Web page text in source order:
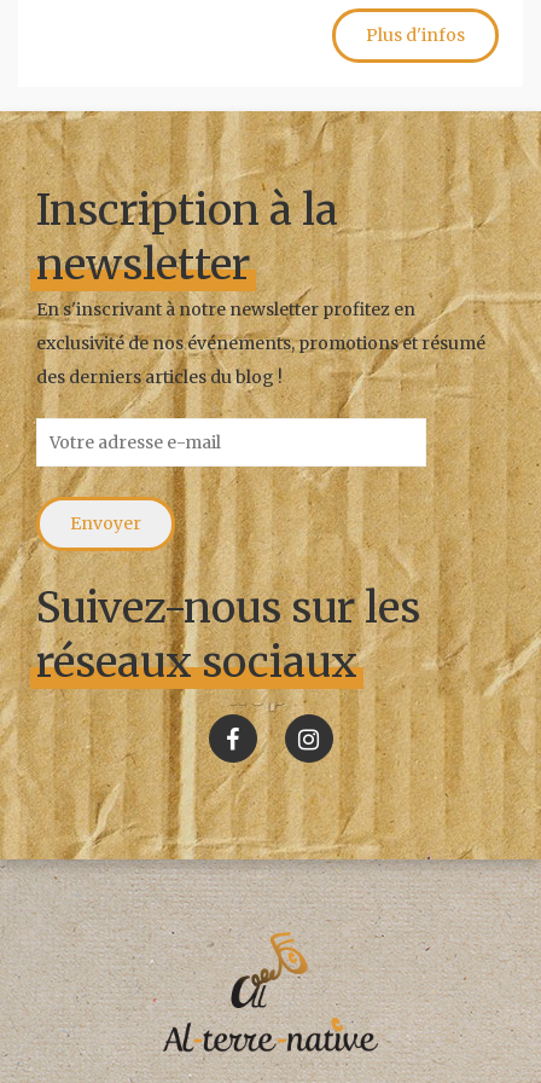
Plus d'infos
Inscription à la
newsletter
En s'inscrivant à notre newsletter profitez en
exclusivité de nos événements, promotions et résumé
des derniers articles du blog !
Suivez-nous sur les
réseaux sociaux